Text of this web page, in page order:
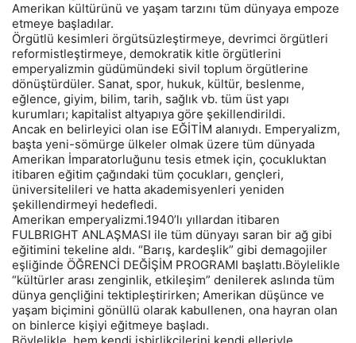
Amerikan kültürünü ve yaşam tarzını tüm dünyaya empoze
etmeye başladılar.
Örgütlü kesimleri örgütsüzleştirmeye, devrimci örgütleri
reformistleştirmeye, demokratik kitle örgütlerini
emperyalizmin güdümündeki sivil toplum örgütlerine
dönüştürdüler. Sanat, spor, hukuk, kültür, beslenme,
eğlence, giyim, bilim, tarih, sağlık vb. tüm üst yapı
kurumları; kapitalist altyapıya göre şekillendirildi.
Ancak en belirleyici olan ise EĞİTİM alanıydı. Emperyalizm,
başta yeni-sömürge ülkeler olmak üzere tüm dünyada
Amerikan İmparatorluğunu tesis etmek için, çocukluktan
itibaren eğitim çağındaki tüm çocukları, gençleri,
üniversitelileri ve hatta akademisyenleri yeniden
şekillendirmeyi hedefledi.
Amerikan emperyalizmi.1940’lı yıllardan itibaren
FULBRIGHT ANLAŞMASI ile tüm dünyayı saran bir ağ gibi
eğitimini tekeline aldı. “Barış, kardeşlik” gibi demagojiler
eşliğinde ÖĞRENCİ DEĞİŞİM PROGRAMI başlattı.Böylelikle
“kültürler arası zenginlik, etkileşim” denilerek aslında tüm
dünya gençliğini tektipleştirirken; Amerikan düşünce ve
yaşam biçimini gönüllü olarak kabullenen, ona hayran olan
on binlerce kişiyi eğitmeye başladı.
Böylelikle, hem kendi işbirlikçilerini kendi elleriyle